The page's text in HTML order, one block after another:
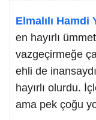
Elmalılı Hamdi
en hayırlı
vazgeçirmeğe
ehli de
hayırlı olurdu.
ama pek çoğu